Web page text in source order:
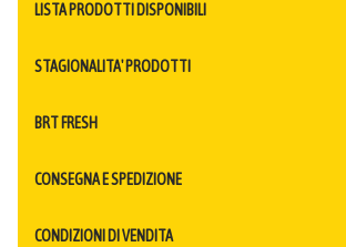
LISTA PRODOTTI DISPONIBILI
STAGIONALITA' PRODOTTI
BRT FRESH
CONSEGNA E SPEDIZIONE
CONDIZIONI DI VENDITA